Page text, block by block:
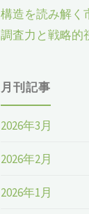
構造を読み解く
調査力と戦略的
月刊記事
2026年3月
2026年2月
2026年1月